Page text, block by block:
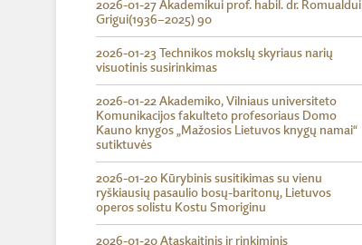
2026-01-27 Akademikui prof. habil. dr. Romualdui
Grigui(1936–2025) 90
2026-01-23 Technikos mokslų skyriaus narių
visuotinis susirinkimas
2026-01-22 Akademiko, Vilniaus universiteto
Komunikacijos fakulteto profesoriaus Domo
Kauno knygos „Mažosios Lietuvos knygų namai“
sutiktuvės
2026-01-20 Kūrybinis susitikimas su vienu
ryškiausių pasaulio bosų-baritonų, Lietuvos
operos solistu Kostu Smoriginu
2026-01-20 Ataskaitinis ir rinkiminis